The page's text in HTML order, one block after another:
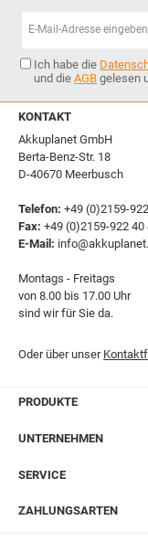
Ich habe die
und dieAGB gelesen
KONTAKT
Akkuplanet GmbH
Berta-Benz-Str. 18
D-40670 Meerbusch
Telefon: +49 (0)2159-
Fax: +49 (0)2159-922 40
E-Mail:
Montags - Freitags
von 8.00 bis 17.00 Uhr
sind wir für Sie da.
Oder über unser
PRODUKTE
UNTERNEHMEN
SERVICE
ZAHLUNGSARTEN